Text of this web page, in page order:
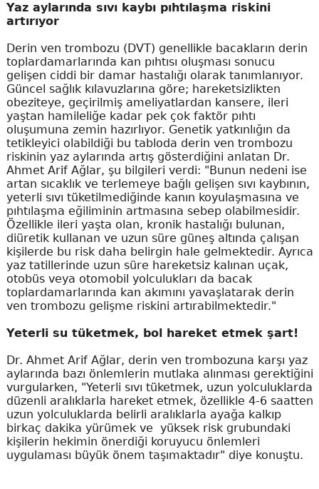
Yaz aylarında sıvı kaybı pıhtılaşma riskini
artırıyor
Derin ven trombozu (DVT) genellikle bacakların derin
toplardamarlarında kan pıhtısı oluşması sonucu
gelişen ciddi bir damar hastalığı olarak tanımlanıyor.
Güncel sağlık kılavuzlarına göre; hareketsizlikten
obeziteye, geçirilmiş ameliyatlardan kansere, ileri
yaştan hamileliğe kadar pek çok faktör pıhtı
oluşumuna zemin hazırlıyor. Genetik yatkınlığın da
tetikleyici olabildiği bu tabloda derin ven trombozu
riskinin yaz aylarında artış gösterdiğini anlatan Dr.
Ahmet Arif Ağlar, şu bilgileri verdi: "Bunun nedeni ise
artan sıcaklık ve terlemeye bağlı gelişen sıvı kaybının,
yeterli sıvı tüketilmediğinde kanın koyulaşmasına ve
pıhtılaşma eğiliminin artmasına sebep olabilmesidir.
Özellikle ileri yaşta olan, kronik hastalığı bulunan,
diüretik kullanan ve uzun süre güneş altında çalışan
kişilerde bu risk daha belirgin hale gelmektedir. Ayrıca
yaz tatillerinde uzun süre hareketsiz kalınan uçak,
otobüs veya otomobil yolculukları da bacak
toplardamarlarında kan akımını yavaşlatarak derin
ven trombozu gelişme riskini artırabilmektedir."
Yeterli su tüketmek, bol hareket etmek şart!
Dr. Ahmet Arif Ağlar, derin ven trombozuna karşı yaz
aylarında bazı önlemlerin mutlaka alınması gerektiğini
vurgularken, "Yeterli sıvı tüketmek, uzun yolculuklarda
düzenli aralıklarla hareket etmek, özellikle 4-6 saatten
uzun yolculuklarda belirli aralıklarla ayağa kalkıp
birkaç dakika yürümek ve yüksek risk grubundaki
kişilerin hekimin önerdiği koruyucu önlemleri
uygulaması büyük önem taşımaktadır" diye konuştu.